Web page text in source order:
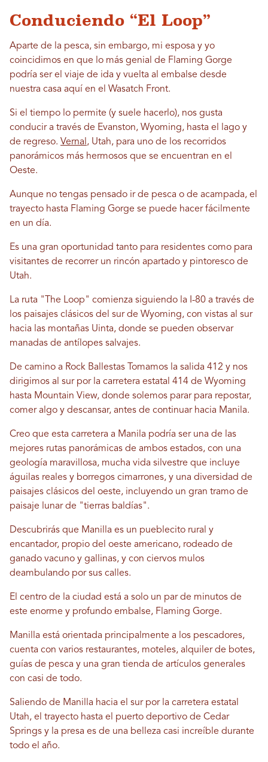
Conduciendo “El Loop”
Aparte de la pesca, sin embargo, mi esposa y yo
coincidimos en que lo más genial de Flaming Gorge
podría ser el viaje de ida y vuelta al embalse desde
nuestra casa aquí en el Wasatch Front.
Si el tiempo lo permite (y suele hacerlo), nos gusta
conducir a través de Evanston, Wyoming, hasta el lago y
de regreso. Vernal , Utah, para uno de los recorridos
panorámicos más hermosos que se encuentran en el
Oeste.
Aunque no tengas pensado ir de pesca o de acampada, el
trayecto hasta Flaming Gorge se puede hacer fácilmente
en un día.
Es una gran oportunidad tanto para residentes como para
visitantes de recorrer un rincón apartado y pintoresco de
Utah.
La ruta "The Loop" comienza siguiendo la I-80 a través de
los paisajes clásicos del sur de Wyoming, con vistas al sur
hacia las montañas Uinta, donde se pueden observar
manadas de antílopes salvajes.
De camino a Rock Ballestas Tomamos la salida 412 y nos
dirigimos al sur por la carretera estatal 414 de Wyoming
hasta Mountain View, donde solemos parar para repostar,
comer algo y descansar, antes de continuar hacia Manila.
Creo que esta carretera a Manila podría ser una de las
mejores rutas panorámicas de ambos estados, con una
geología maravillosa, mucha vida silvestre que incluye
águilas reales y borregos cimarrones, y una diversidad de
paisajes clásicos del oeste, incluyendo un gran tramo de
paisaje lunar de "tierras baldías".
Descubrirás que Manilla es un pueblecito rural y
encantador, propio del oeste americano, rodeado de
ganado vacuno y gallinas, y con ciervos mulos
deambulando por sus calles.
El centro de la ciudad está a solo un par de minutos de
este enorme y profundo embalse, Flaming Gorge.
Manilla está orientada principalmente a los pescadores,
cuenta con varios restaurantes, moteles, alquiler de botes,
guías de pesca y una gran tienda de artículos generales
con casi de todo.
Saliendo de Manilla hacia el sur por la carretera estatal
Utah, el trayecto hasta el puerto deportivo de Cedar
Springs y la presa es de una belleza casi increíble durante
todo el año.